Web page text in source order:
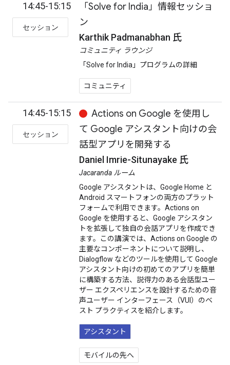
14:45-15:15
セッション
「Solve for India」情報セッショ
ン
Karthik Padmanabhan 氏
コミュニティ ラウンジ
「Solve for India」プログラムの詳細
コミュニティ
14:45-15:15
セッション
Actions on Google を使用し
て Google アシスタント向けの会
話型アプリを開発する
Daniel Imrie-Situnayake 氏
Jacaranda ルーム
Google アシスタントは、Google Home と
Android スマートフォンの両方のプラット
フォームで利用できます。Actions on
Google を使用すると、Google アシスタン
トを拡張して独自の会話アプリを作成でき
ます。この講演では、Actions on Google の
主要なコンポーネントについて説明し、
Dialogflow などのツールを使用して Google
アシスタント向けの初めてのアプリを簡単
に構築する方法、説得力のある会話型ユー
ザー エクスペリエンスを設計するための音
声ユーザー インターフェース（VUI）のベ
スト プラクティスを紹介します。
アシスタント
モバイルの先へ